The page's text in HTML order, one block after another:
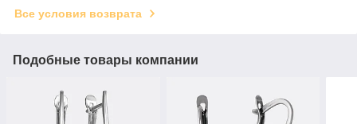
Все условия возврата
Подобные товары компании